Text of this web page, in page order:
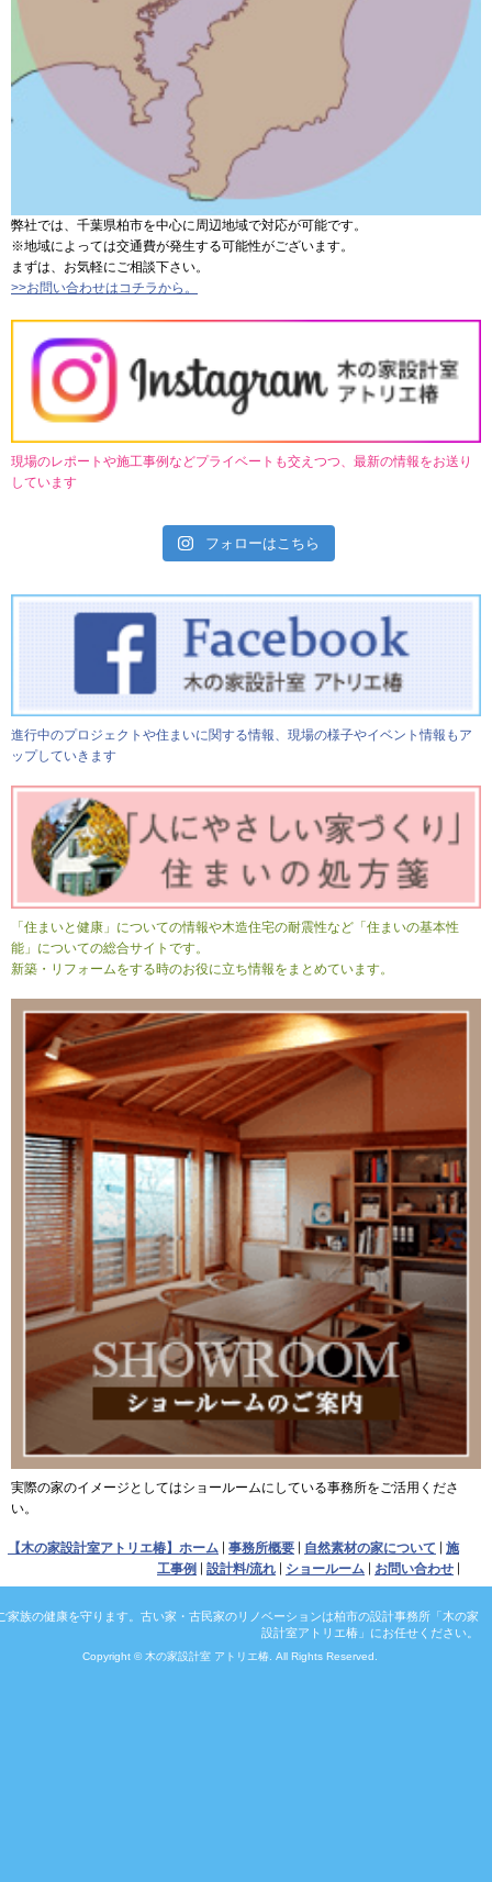
弊社では、千葉県柏市を中心に周辺地域で対応が可能です。
※地域によっては交通費が発生する可能性がございます。
まずは、お気軽にご相談下さい。
>>お問い合わせはコチラから。
現場のレポートや施工事例などプライベートも交えつつ、最新の情報をお送り
しています
フォローはこちら
進行中のプロジェクトや住まいに関する情報、現場の様子やイベント情報もア
ップしていきます
「住まいと健康」についての情報や木造住宅の耐震性など「住まいの基本性
能」についての総合サイトです。
新築・リフォームをする時のお役に立ち情報をまとめています。
実際の家のイメージとしてはショールームにしている事務所をご活用くださ
い。
【木の家設計室アトリエ椿】ホーム 事務所概要 自然素材の家について
施
工事例
設計料/流れ ショールーム お問い合わせ
家族の健康を守ります。古い家・古民家のリノベーションは柏市の設計事務所「木の家
設計室アトリエ椿」にお任せください。
Copyright © 木の家設計室 アトリエ椿. All Rights Reserved.